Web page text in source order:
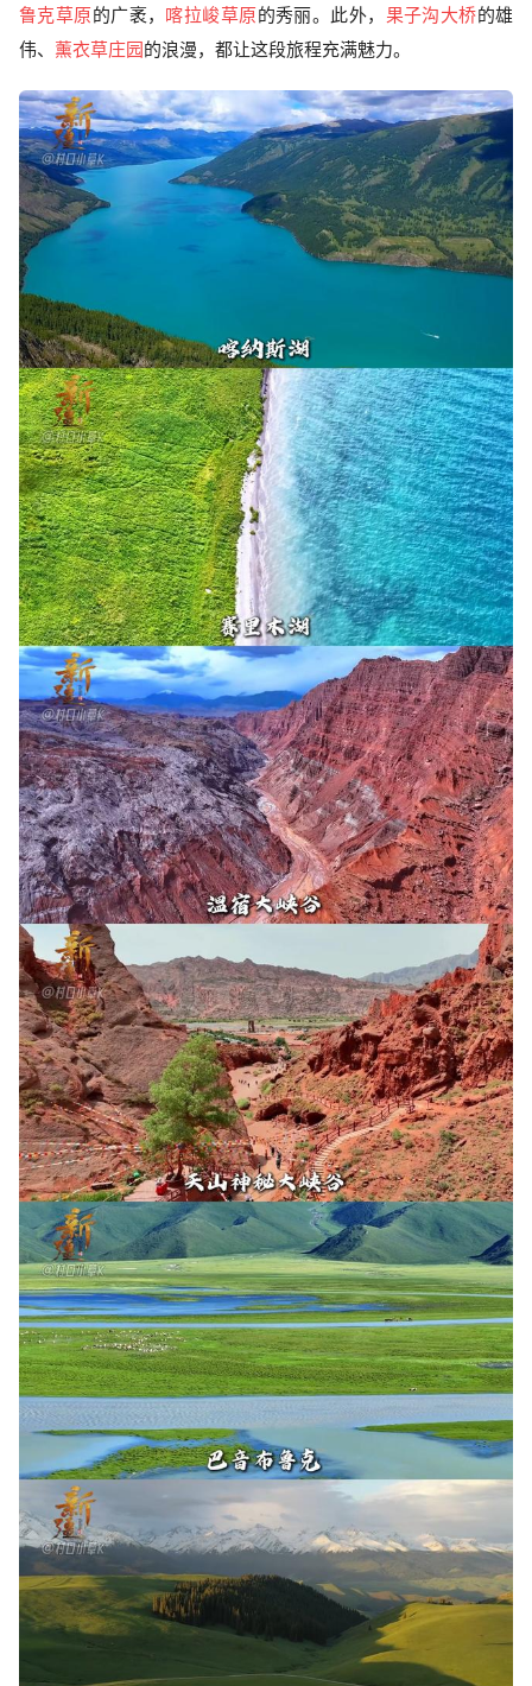
鲁克草原的广袤， 喀拉峻草原的秀丽。此外， 果子沟大桥的雄
伟、 薰衣草庄园的浪漫，都让这段旅程充满魅力。